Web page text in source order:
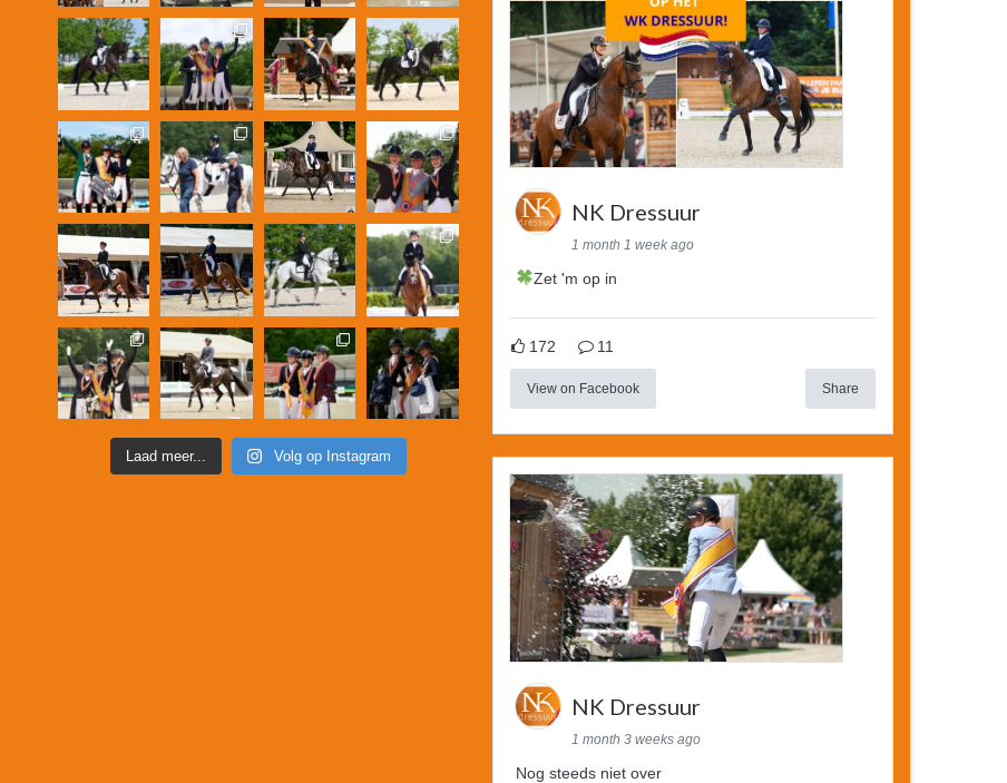
Laad meer... Volg op Instagram
NK Dressuur
1 month 1 week ago
Zet 'm op in
172 11
View on Facebook Share
NK Dressuur
1 month 3 weeks ago
Nog steeds niet over